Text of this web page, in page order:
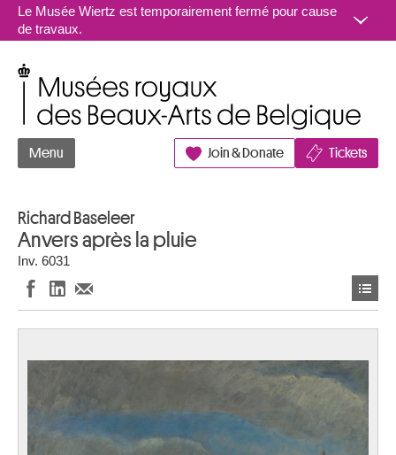
Aller au contenu
Le Musée Wiertz est temporairement fermé pour cause
de travaux.
Menu Join & Donate Tickets
Richard Baseleer
Anvers après la pluie
Inv. 6031